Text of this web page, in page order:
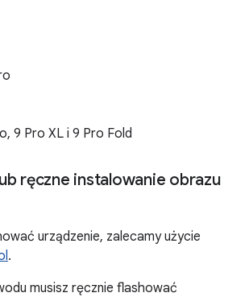
9 Pro XL i 9 Pro Fold
ręczne instalowanie obrazu
urządzenie, zalecamy użycie
.
musisz ręcznie flashować